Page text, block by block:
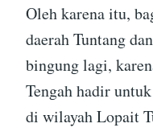
Oleh karena itu,
daerah Tuntang
bingung lagi,
Tengah hadir
di wilayah Lopait